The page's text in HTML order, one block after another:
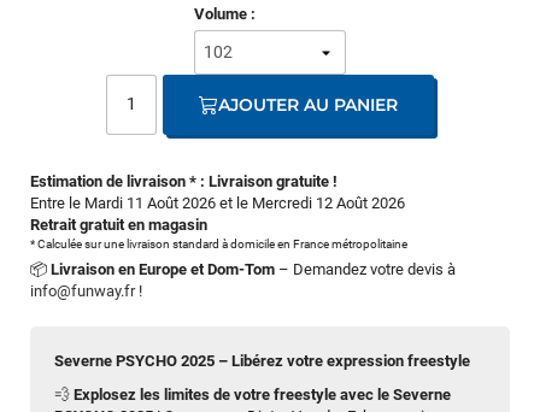
Severne PSYCHO 2025 – Libérez votre expression freestyle
💨 Explosez les limites de votre freestyle avec le Severne
Estimation de livraison * : Livraison gratuite !
Entre le Mardi 11 Août 2026 et le Mercredi 12 Août 2026
Retrait gratuit en magasin
* Calculée sur une livraison standard à domicile en France métropolitaine
📦 Livraison en Europe et Dom-Tom – Demandez votre devis à
info@funway.fr!
Volume :
AJOUTER AU PANIER